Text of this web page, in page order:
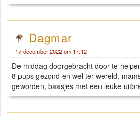
Dagmar
17 december 2022 om 17:12
De middag doorgebracht door te
8 pups gezond en wel ter wereld,
geworden, baasjes met een leuke